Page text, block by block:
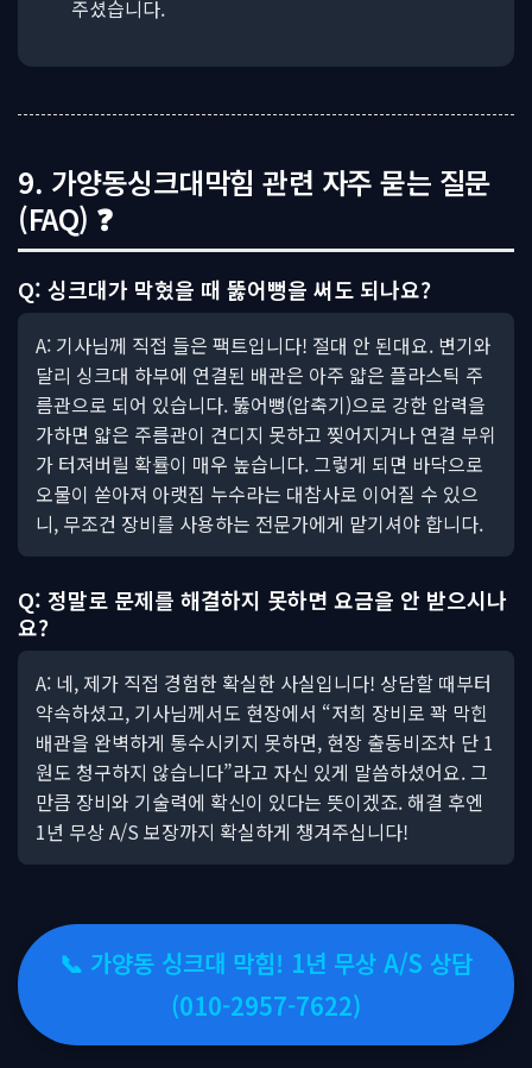
주셨습니다.
9. 가양동싱크대막힘 관련 자주 묻는 질문
(FAQ) ❓
Q: 싱크대가 막혔을 때 뚫어뻥을 써도 되나요?
A: 기사님께 직접 들은 팩트입니다! 절대 안 된대요. 변기와
달리 싱크대 하부에 연결된 배관은 아주 얇은 플라스틱 주
름관으로 되어 있습니다. 뚫어뻥(압축기)으로 강한 압력을
가하면 얇은 주름관이 견디지 못하고 찢어지거나 연결 부위
가 터져버릴 확률이 매우 높습니다. 그렇게 되면 바닥으로
오물이 쏟아져 아랫집 누수라는 대참사로 이어질 수 있으
니, 무조건 장비를 사용하는 전문가에게 맡기셔야 합니다.
Q: 정말로 문제를 해결하지 못하면 요금을 안 받으시나
요?
A: 네, 제가 직접 경험한 확실한 사실입니다! 상담할 때부터
약속하셨고, 기사님께서도 현장에서 “저희 장비로 꽉 막힌
배관을 완벽하게 통수시키지 못하면, 현장 출동비조차 단 1
원도 청구하지 않습니다”라고 자신 있게 말씀하셨어요. 그
만큼 장비와 기술력에 확신이 있다는 뜻이겠죠. 해결 후엔
1년 무상 A/S 보장까지 확실하게 챙겨주십니다!
📞 가양동 싱크대 막힘! 1년 무상 A/S 상담
(010-2957-7622)